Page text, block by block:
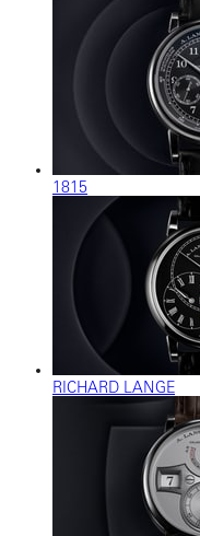
1815
RICHARD LANGE